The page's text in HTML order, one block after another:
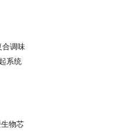
家发
优先，
以绿
质生
国肿
外，
合调味
系统
检
物芯